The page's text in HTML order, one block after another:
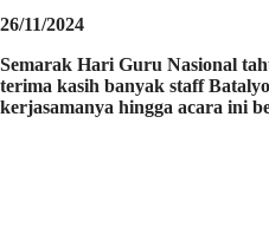
26/11/2024
Semarak Hari Guru Nasional
terima kasih banyak staff
kerjasamanya hingga acara ini